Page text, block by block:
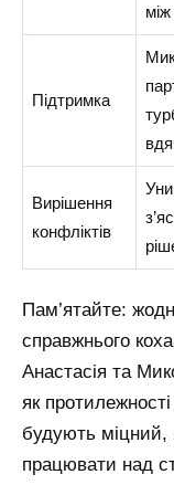
Підтримка
Вирішення
конфліктів
Пам’ятайте:
справжнього
Анастасія та
як
будують міцний,
працювати над